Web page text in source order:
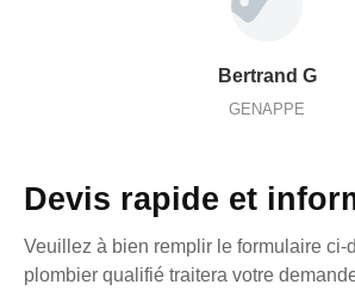
Bertrand G
GENAPPE
Devis rapide et
Veuillez à bien remplir le formulaire ci-
plombier qualifié traitera votre